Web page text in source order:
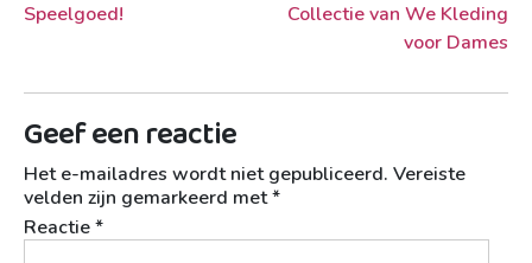
Speelgoed!
Collectie van We Kleding
voor Dames
Geef een reactie
Het e-mailadres wordt niet gepubliceerd. Vereiste
velden zijn gemarkeerd met*
Reactie*